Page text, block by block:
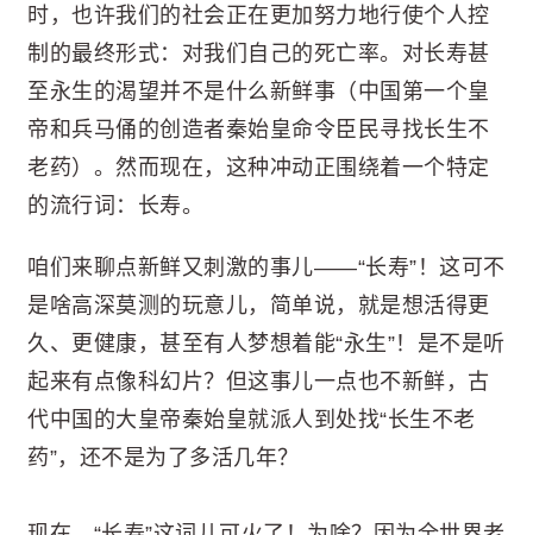
时，也许我们的社会正在更加努力地行使个人控
制的最终形式：对我们自己的死亡率。对长寿甚
至永生的渴望并不是什么新鲜事（中国第一个皇
帝和兵马俑的创造者秦始皇命令臣民寻找长生不
老药）。然而现在，这种冲动正围绕着一个特定
的流行词：长寿。
咱们来聊点新鲜又刺激的事儿——“长寿”！这可不
是啥高深莫测的玩意儿，简单说，就是想活得更
久、更健康，甚至有人梦想着能“永生”！是不是听
起来有点像科幻片？但这事儿一点也不新鲜，古
代中国的大皇帝秦始皇就派人到处找“长生不老
药”，还不是为了多活几年？